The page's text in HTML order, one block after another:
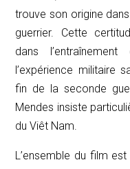
trouve son origine
guerrier. Cette
dans
l’expérience militaire
fin de la seconde
Mendes insiste
du Viêt Nam.
L’ensemble du film